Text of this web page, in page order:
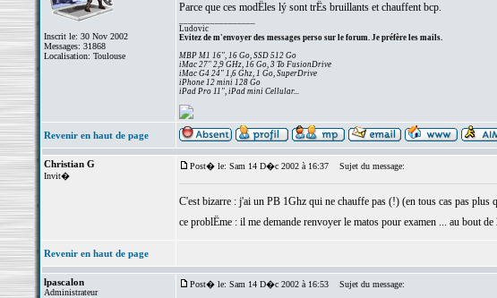
Inscrit le: 30 Nov 2002
Messages: 31868
Localisation: Toulouse
Parce que ces modËles lý sont trËs bruillants et chauffent bcp.
Ludovic
Evitez de m'envoyer des messages perso sur le forum. Je préfère les mails.
MBP M1 16", 16 Go, SSD 512 Go
iMac 27" 2,9 GHz, 16 Go, 3 To FusionDrive
iMac G4 24" 1,6 Ghz, 1 Go, SuperDrive
iPhone 12 mini 128 Go
iPad Pro 11", iPad mini Cellular...
Revenir en haut de page
Christian G
Invit�
Post� le: Sam 14 D�c 2002 à 16:37 Sujet du message:
C'est bizarre : j'ai un PB 1Ghz qui ne chauffe pas (!) (en tous cas pas
ce problËme : il me demande renvoyer le matos pour examen ... au bout
Revenir en haut de page
lpascalon
Administrateur
Post� le: Sam 14 D�c 2002 à 16:53 Sujet du message: